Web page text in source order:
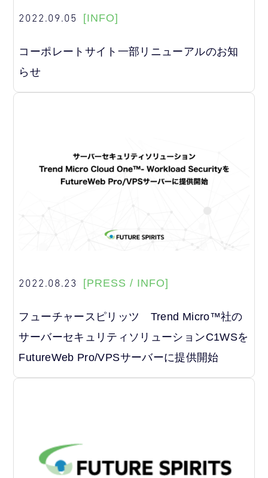
2022.09.05 [INFO]
コーポレートサイト一部リニューアルのお知
らせ
2022.08.23 [PRESS / INFO]
フューチャースピリッツ Trend Micro™社の
サーバーセキュリティソリューションC1WSを
FutureWeb Pro/VPSサーバーに提供開始